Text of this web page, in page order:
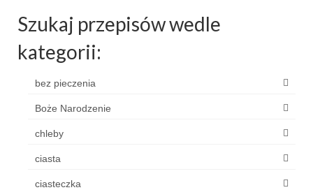
Szukaj przepisów wedle
kategorii:
bez pieczenia
Boże Narodzenie
chleby
ciasta
ciasteczka